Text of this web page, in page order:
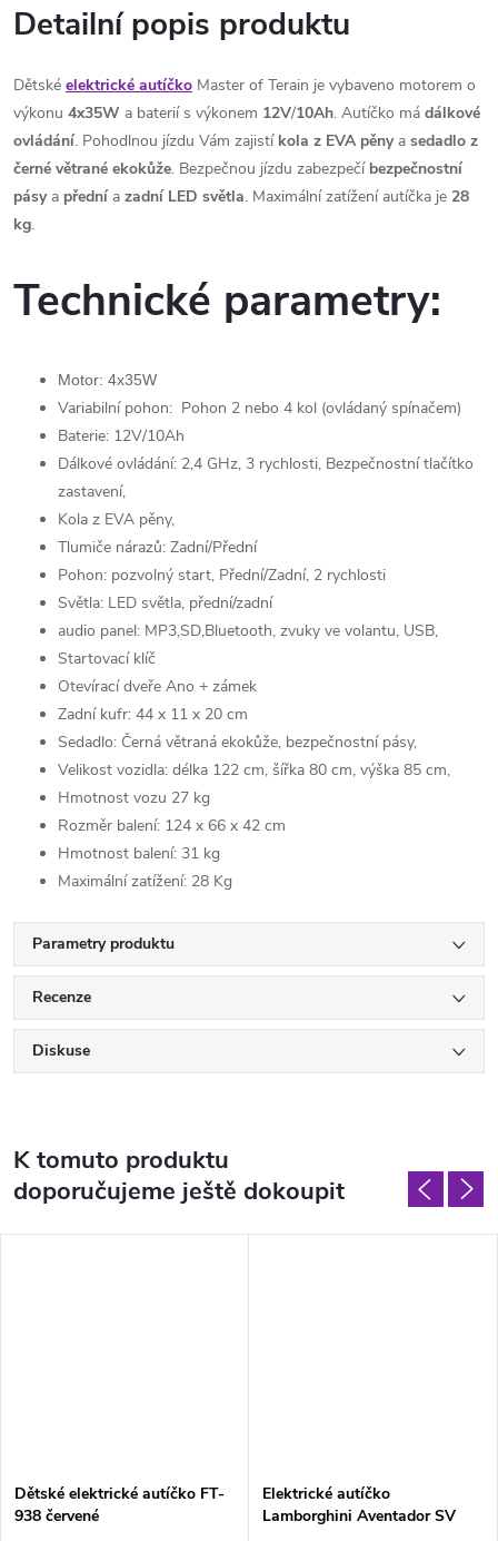
Detailní popis produktu
Dětské elektrické autíčko Master of Terain je vybaveno motorem o
výkonu 4x35W a baterií s výkonem 12V/10Ah. Autíčko má dálkové
ovládání. Pohodlnou jízdu Vám zajistí kola z EVA pěnya sedadlo z
černé větrané ekokůže. Bezpečnou jízdu zabezpečí bezpečnostní
pásya přední a zadní LED světla. Maximální zatížení autíčka je 28
kg.
Technické parametry:
Motor: 4x35W
Variabilní pohon: Pohon 2 nebo 4 kol (ovládaný spínačem)
Baterie: 12V/10Ah
Dálkové ovládání: 2,4 GHz, 3 rychlosti, Bezpečnostní tlačítko
zastavení,
Kola z EVA pěny,
Tlumiče nárazů: Zadní/Přední
Pohon: pozvolný start, Přední/Zadní, 2 rychlosti
Světla: LED světla, přední/zadní
audio panel: MP3,SD,Bluetooth, zvuky ve volantu, USB,
Startovací klíč
Otevírací dveře Ano + zámek
Zadní kufr: 44 x 11 x 20 cm
Sedadlo: Černá větraná ekokůže, bezpečnostní pásy,
Velikost vozidla: délka 122 cm, šířka 80 cm, výška 85 cm,
Hmotnost vozu 27 kg
Rozměr balení: 124 x 66 x 42 cm
Hmotnost balení: 31 kg
Maximální zatížení: 28 Kg
Parametry produktu
Recenze
Diskuse
K tomuto produktu
doporučujeme ještě dokoupit
Dětské elektrické autíčko FT-
938 červené
Elektrické autíčko
Lamborghini Aventador SV